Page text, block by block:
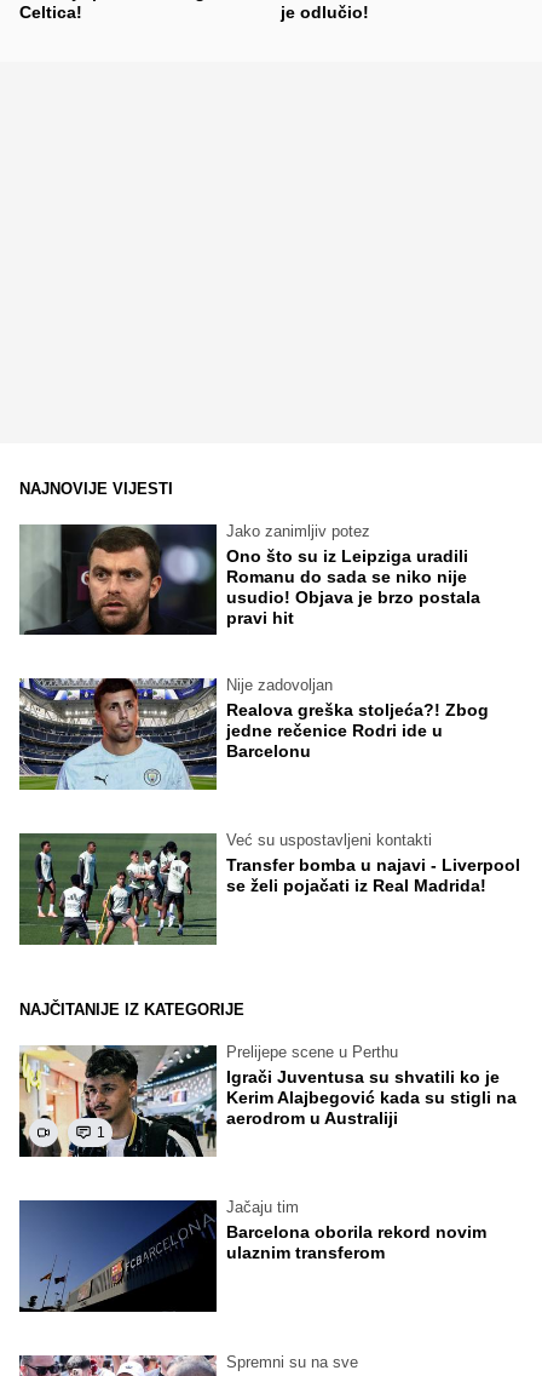
Celtica!
je odlučio!
NAJNOVIJE VIJESTI
Jako zanimljiv potez
Ono što su iz Leipziga uradili
Romanu do sada se niko nije
usudio! Objava je brzo postala
pravi hit
Nije zadovoljan
Realova greška stoljeća?! Zbog
jedne rečenice Rodri ide u
Barcelonu
Već su uspostavljeni kontakti
Transfer bomba u najavi - Liverpool
se želi pojačati iz Real Madrida!
NAJČITANIJE IZ KATEGORIJE
1
Prelijepe scene u Perthu
Igrači Juventusa su shvatili ko je
Kerim Alajbegović kada su stigli na
aerodrom u Australiji
Jačaju tim
Barcelona oborila rekord novim
ulaznim transferom
Spremni su na sve